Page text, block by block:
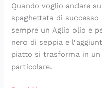
Quando voglio andare
spaghettata di
sempre un Aglio olio e
nero di seppia e
piatto si trasforma in
particolare.